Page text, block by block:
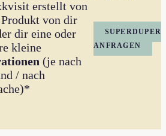
erstellt von
von dir
dir eine oder
kleine
(je nach
/ nach
SUPERDUPER
ANFRAGEN